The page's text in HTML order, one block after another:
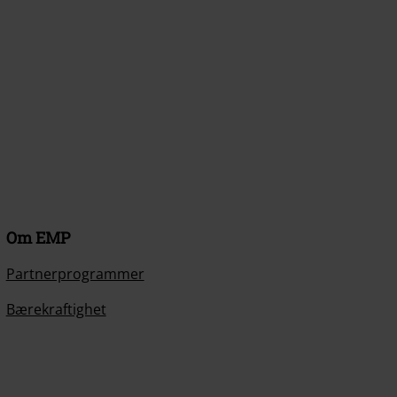
Om EMP
Partnerprogrammer
Bærekraftighet